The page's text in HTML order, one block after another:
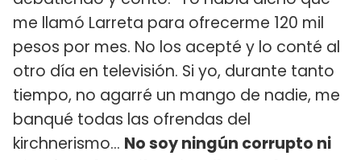
me llamó Larreta para ofrecerme 120 mil
pesos por mes. No los acepté y lo conté al
otro día en televisión. Si yo, durante tanto
tiempo, no agarré un mango de nadie, me
banqué todas las ofrendas del
kirchnerismo... No soy ningún corrupto ni